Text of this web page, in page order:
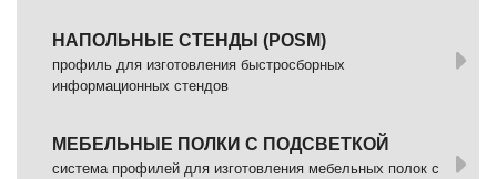
НАПОЛЬНЫЕ СТЕНДЫ (POSM)
профиль для изготовления быстросборных
информационных стендов
МЕБЕЛЬНЫЕ ПОЛКИ С ПОДСВЕТКОЙ
cистема профилей для изготовления мебельных полок с